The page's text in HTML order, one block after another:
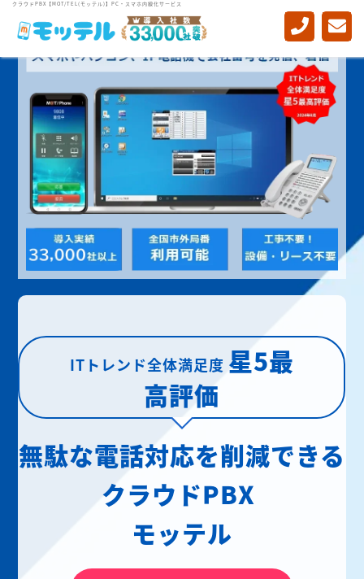
クラウドPBX【MOT/TEL(モッテル)】PC・スマホ内線化サービス
ITトレンド全体満足度 星5最
高評価
無駄な電話対応を削減できる
クラウドPBX
モッテル